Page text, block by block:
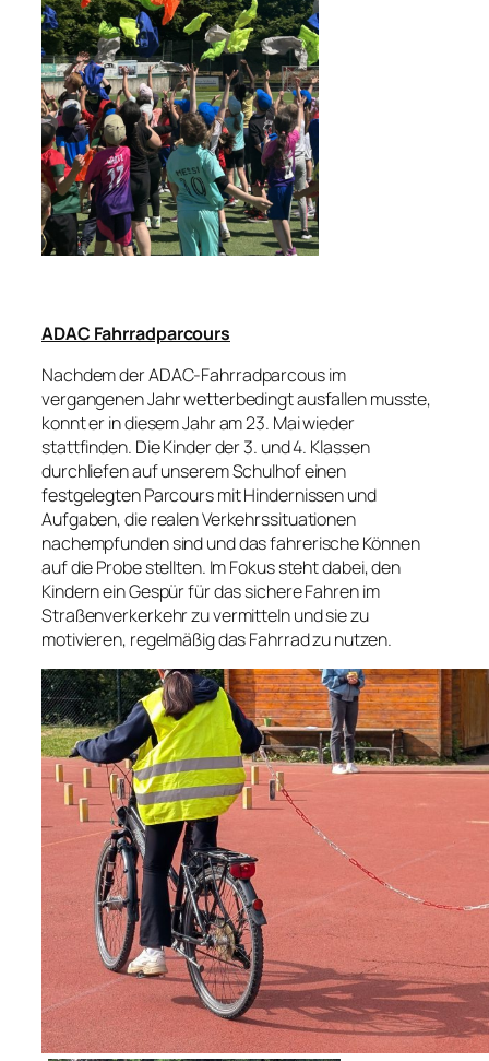
ADAC Fahrradparcours
Nachdem der ADAC-Fahrradparcous im
vergangenen Jahr wetterbedingt ausfallen musste,
konnt er in diesem Jahr am 23. Mai wieder
stattfinden. Die Kinder der 3. und 4. Klassen
durchliefen auf unserem Schulhof einen
festgelegten Parcours mit Hindernissen und
Aufgaben, die realen Verkehrssituationen
nachempfunden sind und das fahrerische Können
auf die Probe stellten. Im Fokus steht dabei, den
Kindern ein Gespür für das sichere Fahren im
Straßenverkerkehr zu vermitteln und sie zu
motivieren, regelmäßig das Fahrrad zu nutzen.